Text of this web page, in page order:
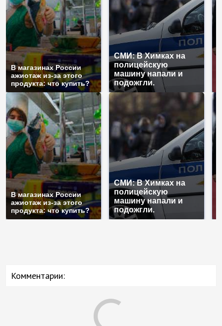
В магазинах России
ажиотаж из-за этого
продукта: что купить?
СМИ: В Химках на
полицейскую
машину напали и
подожгли.
В магазинах России
ажиотаж из-за этого
продукта: что купить?
СМИ: В Химках на
полицейскую
машину напали и
подожгли.
Комментарии: